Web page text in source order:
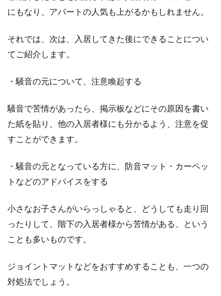
アパートやマンションなどの賃貸物件にお住ま
ていますよね...
アパートのキッチンに収納を増やす
方法をご紹介！
1Kのアパートの場合、キッチンが狭く収納が大
方とそのポイントとは？
賃貸住宅や一戸建てのお宅でも「窓の雰囲気を
が、なか...
にもなり、アパートの人気も上がるかもしれません。
それでは、次は、入居してきた後にできることについ
てご紹介します。
・騒音の元について、注意喚起する
騒音で苦情があったら、掲示板などにその原因を書い
た紙を貼り、他の入居者様にも分かるよう、注意を促
すことができます。
・騒音の元となっている方に、防音マット・カーペッ
トなどのアドバイスをする
小さなお子さんがいらっしゃると、どうしても走り回
ったりして、階下の入居者様から苦情がある、という
ことも多いものです。
ジョイントマットなどをおすすめすることも、一つの
対処法でしょう。